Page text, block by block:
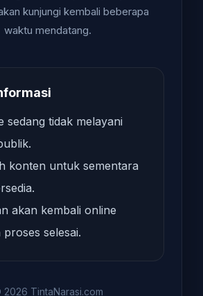
kunjungi kembali beberapa
waktu mendatang.
sedang tidak melayani
konten untuk sementara
akan kembali online
proses selesai.
2026 TintaNarasi.com